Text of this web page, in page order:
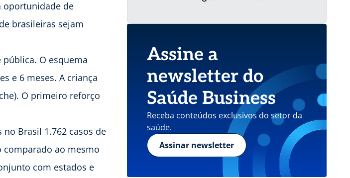
oportunidade de
brasileiras sejam
O esquema
e 6 meses. A criança
O primeiro reforço
Brasil 1.762 casos de
comparado ao mesmo
com estados e
Assine a
newsletter do
Saúde Business
Receba conteúdos exclusivos do setor da
saúde.
Assinar newsletter